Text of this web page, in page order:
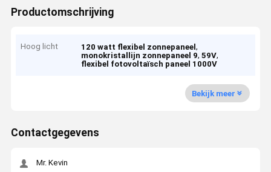
Productomschrijving
Hoog licht 120 watt flexibel zonnepaneel,
monokristallijn zonnepaneel 9,59V,
flexibel fotovoltaïsch paneel 1000V
Bekijk meer
Contactgegevens
Mr. Kevin